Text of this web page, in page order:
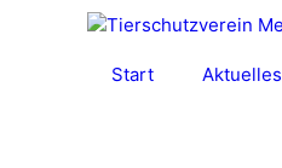
Start Aktuelles